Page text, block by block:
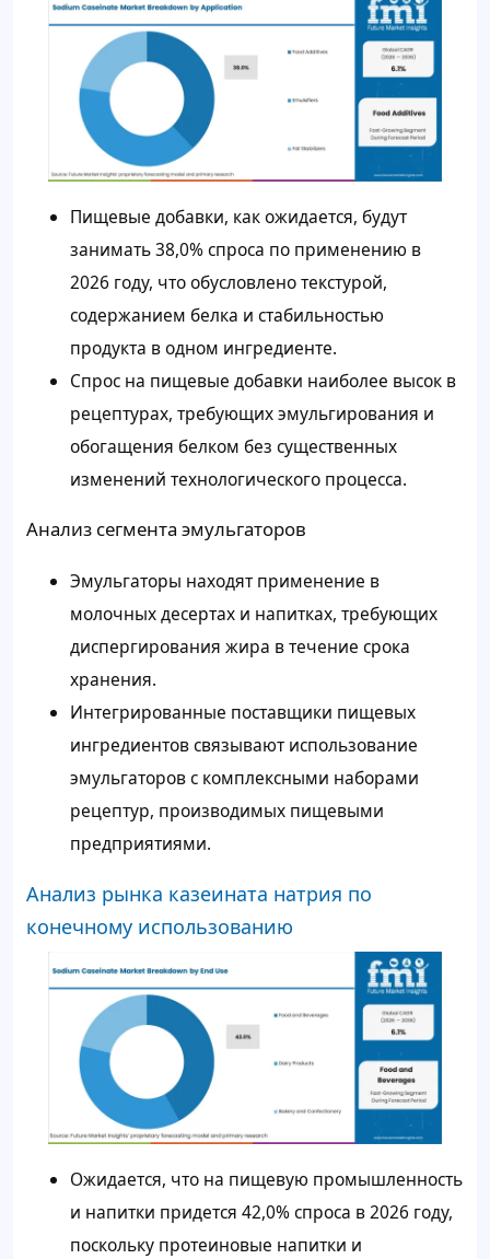
Пищевые добавки, как ожидается, будут
занимать 38,0% спроса по применению в
2026 году, что обусловлено текстурой,
содержанием белка и стабильностью
продукта в одном ингредиенте.
Спрос на пищевые добавки наиболее высок в
рецептурах, требующих эмульгирования и
обогащения белком без существенных
изменений технологического процесса.
Анализ сегмента эмульгаторов
Эмульгаторы находят применение в
молочных десертах и напитках, требующих
диспергирования жира в течение срока
хранения.
Интегрированные поставщики пищевых
ингредиентов связывают использование
эмульгаторов с комплексными наборами
рецептур, производимых пищевыми
предприятиями.
Анализ рынка казеината натрия по
конечному использованию
Ожидается, что на пищевую промышленность
и напитки придется 42,0% спроса в 2026 году,
поскольку протеиновые напитки и